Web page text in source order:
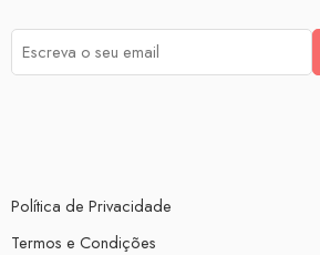
Política de Privacidade
Termos e Condições